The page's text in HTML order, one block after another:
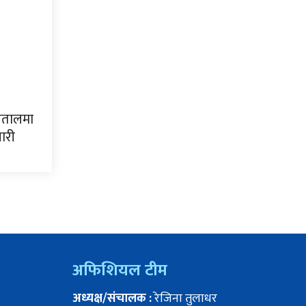
अफिशियल टीम
अध्यक्ष/संचालक :रेजिना तुलाधर